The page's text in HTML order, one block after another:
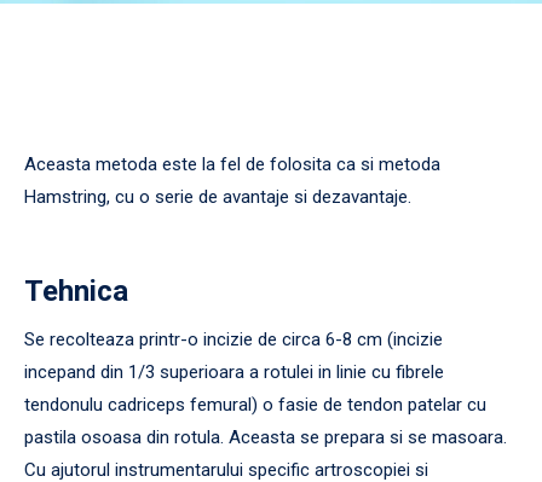
Aceasta metoda este la fel de folosita ca si metoda
Hamstring, cu o serie de avantaje si dezavantaje.
Tehnica
Se recolteaza printr-o incizie de circa 6-8 cm (incizie
incepand din 1/3 superioara a rotulei in linie cu fibrele
tendonulu cadriceps femural) o fasie de tendon patelar cu
pastila osoasa din rotula. Aceasta se prepara si se masoara.
Cu ajutorul instrumentarului specific artroscopiei si